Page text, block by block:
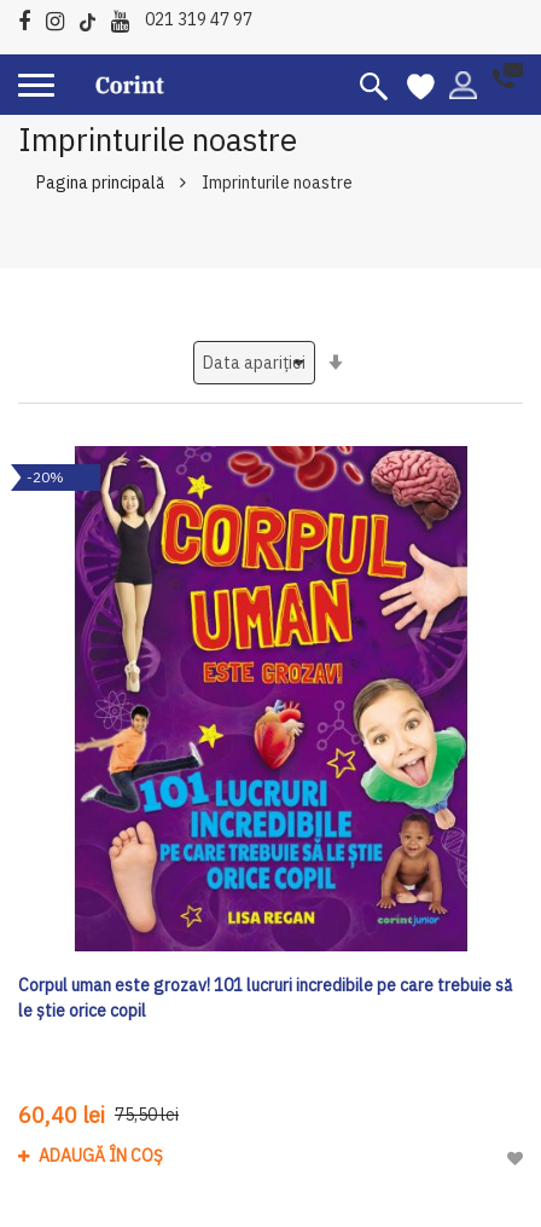
021 319 47 97
Imprinturile noastre
Pagina principală Imprinturile noastre
-20%
Corpul uman este grozav! 101 lucruri incredibile pe care trebuie să
le știe orice copil
60,40 lei 75,50 lei
ADAUGĂ ÎN COȘ